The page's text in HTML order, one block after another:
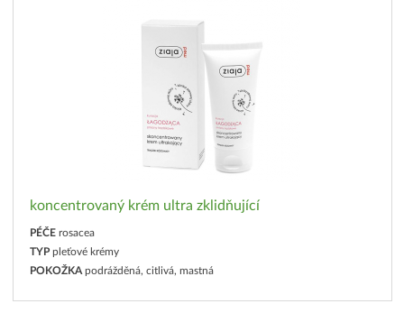
koncentrovaný krém ultra zklidňující
PÉČE rosacea
TYP pleťové krémy
POKOŽKA podrážděná, citlivá, mastná